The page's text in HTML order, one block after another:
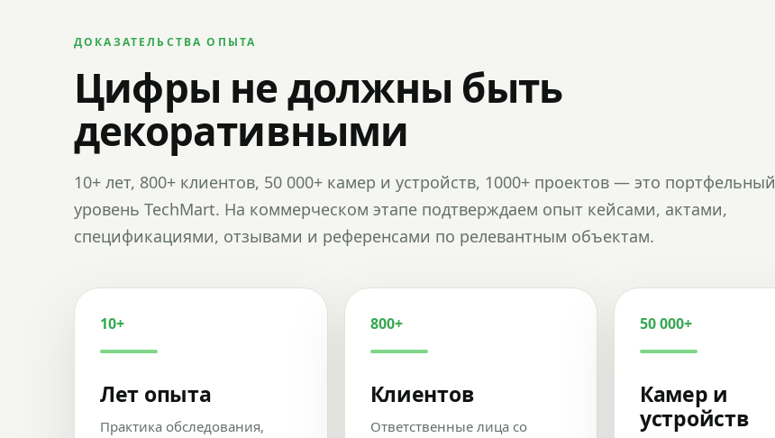
ДОКАЗАТЕЛЬСТВА ОПЫТА
Цифры не должны быть
декоративными
10+ лет, 800+ клиентов, 50 000+ камер и устройств, 1000+ проектов — это портфельный
уровень TechMart. На коммерческом этапе подтверждаем опыт кейсами, актами,
спецификациями, отзывами и референсами по релевантным объектам.
10+
Лет опыта
Практика обследования,
800+
Клиентов
Ответственные лица со
50 000+
Камер и
устройств